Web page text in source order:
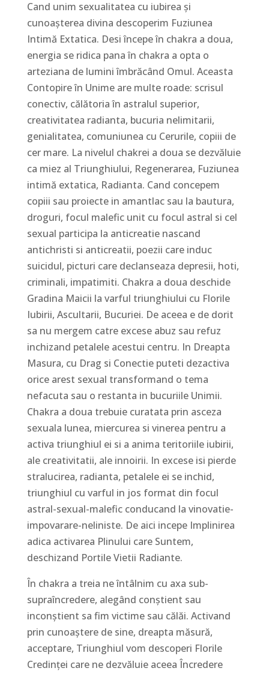
Cand unim sexualitatea cu iubirea și
cunoașterea divina descoperim Fuziunea
Intimă Extatica. Desi începe în chakra a doua,
energia se ridica pana în chakra a opta o
arteziana de lumini îmbrăcând Omul. Aceasta
Contopire în Unime are multe roade: scrisul
conectiv, călătoria în astralul superior,
creativitatea radianta, bucuria nelimitarii,
genialitatea, comuniunea cu Cerurile, copiii de
cer mare. La nivelul chakrei a doua se dezvăluie
ca miez al Triunghiului, Regenerarea, Fuziunea
intimă extatica, Radianta. Cand concepem
copiii sau proiecte in amantlac sau la bautura,
droguri, focul malefic unit cu focul astral si cel
sexual participa la anticreatie nascand
antichristi si anticreatii, poezii care induc
suicidul, picturi care declanseaza depresii, hoti,
criminali, impatimiti. Chakra a doua deschide
Gradina Maicii la varful triunghiului cu Florile
Iubirii, Ascultarii, Bucuriei. De aceea e de dorit
sa nu mergem catre excese abuz sau refuz
inchizand petalele acestui centru. In Dreapta
Masura, cu Drag si Conectie puteti dezactiva
orice arest sexual transformand o tema
nefacuta sau o restanta in bucuriile Unimii.
Chakra a doua trebuie curatata prin asceza
sexuala lunea, miercurea si vinerea pentru a
activa triunghiul ei si a anima teritoriile iubirii,
ale creativitatii, ale innoirii. In excese isi pierde
stralucirea, radianta, petalele ei se inchid,
triunghiul cu varful in jos format din focul
astral-sexual-malefic conducand la vinovatie-
impovarare-neliniste. De aici incepe Implinirea
adica activarea Plinului care Suntem,
deschizand Portile Vietii Radiante.
În chakra a treia ne întâlnim cu axa sub-
supraîncredere, alegând conștient sau
inconștient sa fim victime sau călăi. Activand
prin cunoaștere de sine, dreapta măsură,
acceptare, Triunghiul vom descoperi Florile
Credinței care ne dezvăluie aceea Încredere